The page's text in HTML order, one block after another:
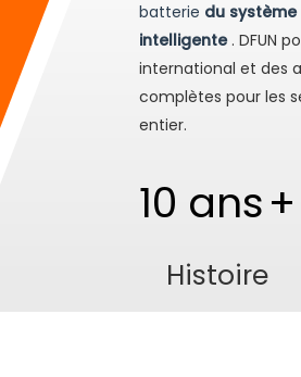
Batterie​​​​​​
batterie du
intelligente . DFUN
international et des
complètes pour les
entier.​​​​​​​
10 ans+​​​​​​​
Histoire